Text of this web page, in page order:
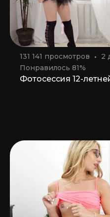
131 141 просмотров
2
Понравилось 81%
Фотосессия 12-